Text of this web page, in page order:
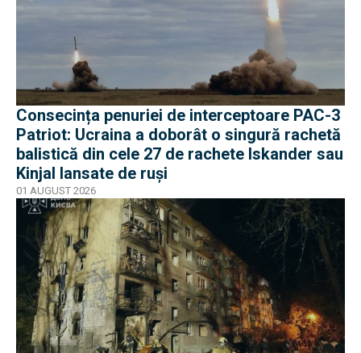
Consecința penuriei de interceptoare PAC-3
Patriot: Ucraina a doborât o singură rachetă
balistică din cele 27 de rachete Iskander sau
Kinjal lansate de ruși
01 AUGUST 2026